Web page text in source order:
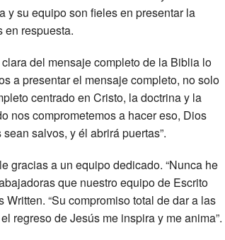
y su equipo son fieles en presentar la
en respuesta.
del mensaje completo de la Biblia lo
a presentar el mensaje completo, no solo
centrado en Cristo, la doctrina y la
nos comprometemos a hacer eso, Dios
salvos, y él abrirá puertas”.
gracias a un equipo dedicado. “Nunca he
que nuestro equipo de Escrito
“Su compromiso total de dar a las
regreso de Jesús me inspira y me anima”.